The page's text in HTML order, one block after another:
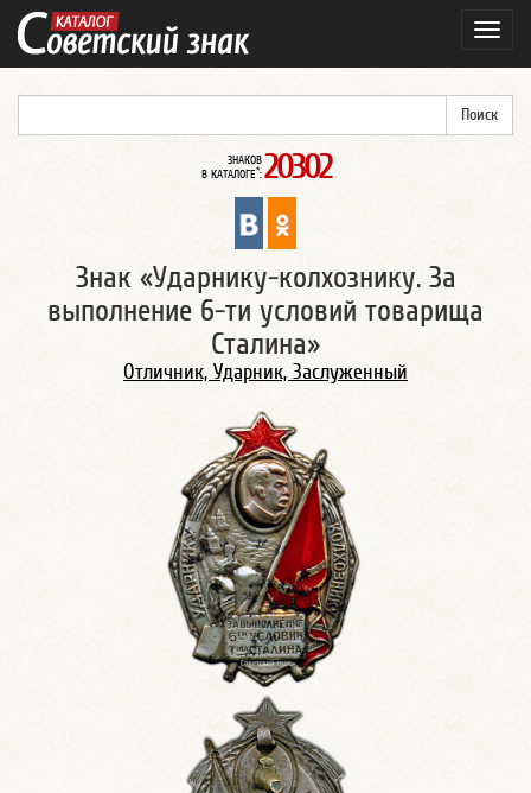
ЗНАКОВ
В КАТАЛОГЕ*: 20302
Знак «Ударнику-колхознику. За
выполнение 6-ти условий товарища
Сталина»
Отличник, Ударник, Заслуженный